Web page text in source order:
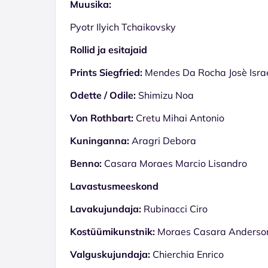
Muusika:
Pyotr Ilyich Tchaikovsky
Rollid ja esitajaid
Prints Siegfried: Mendes Da Rocha Josè
Odette / Odile: Shimizu Noa
Von Rothbart: Cretu Mihai Antonio
Kuninganna: Aragri Debora
Benno: Casara Moraes Marcio Lisandro
Lavastusmeeskond
Lavakujundaja: Rubinacci Ciro
Kostüümikunstnik: Moraes Casara
Valguskujundaja: Chierchia Enrico